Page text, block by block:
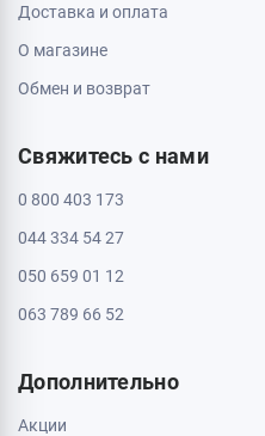
Доставка и оплата
О магазине
Обмен и возврат
Свяжитесь с нами
0 800 403 173
044 334 54 27
050 659 01 12
063 789 66 52
Дополнительно
Акции